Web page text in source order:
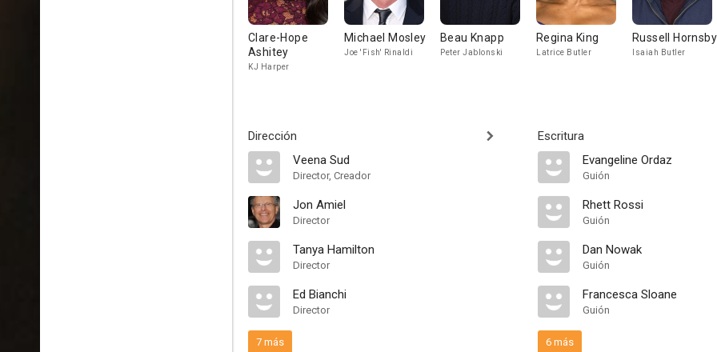
Clare-Hope
Ashitey
KJ Harper
Michael Mosley
Joe 'Fish' Rinaldi
Beau Knapp
Peter Jablonski
Regina King
Latrice Butler
Russell Hornsby
Isaiah Butler
Dirección
Veena Sud
Director, Creador
Jon Amiel
Director
Tanya Hamilton
Director
Ed Bianchi
Director
7 más
Escritura
Evangeline Ordaz
Guión
Rhett Rossi
Guión
Dan Nowak
Guión
Francesca Sloane
Guión
6 más